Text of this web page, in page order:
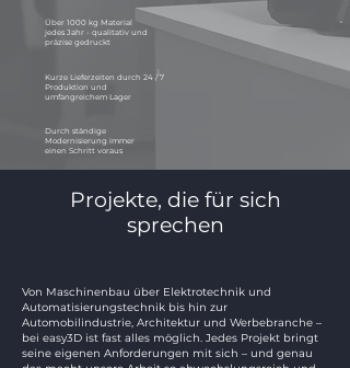
Über 1000 kg Material
jedes Jahr - qualitativ und
präzise gedruckt
Kurze Lieferzeiten durch 24 / 7
Produktion und
umfangreichem Lager
Durch ständige
Modernisierung immer
einen Schritt voraus
Projekte, die für sich
sprechen
Von Maschinenbau über Elektrotechnik und
Automatisierungstechnik bis hin zur
Automobilindustrie, Architektur und Werbebranche –
bei easy3D ist fast alles möglich. Jedes Projekt bringt
seine eigenen Anforderungen mit sich – und genau